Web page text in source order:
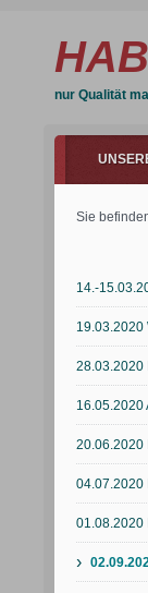
nur Qualität
Sie
14.-
19.03.2020
28.03.2020
16.05.2020
20.06.2020
04.07.2020
01.08.2020
›